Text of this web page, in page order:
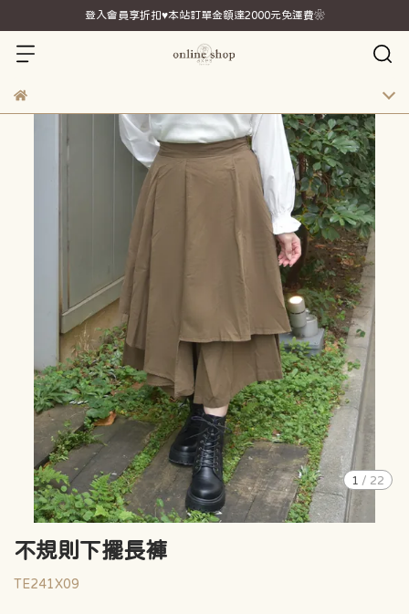
登入會員享折扣♥本站訂單金額達2000元免運費❀
1 / 22
不規則下擺長褲
TE241X09